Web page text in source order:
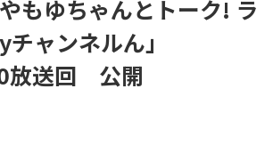
もゆちゃんとトーク! ラ
ャンネルん」
放送回 公開